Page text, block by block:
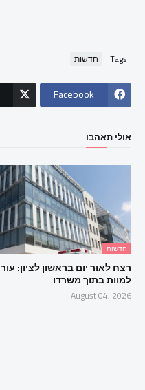
Tags חדשות
Facebook
אולי תאהבו
חדשות
רצח לאור יום בראשון לציון:
למוות בתוך משרדו
August 04, 2026